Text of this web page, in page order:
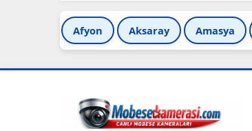
Afyon Aksaray Amasya